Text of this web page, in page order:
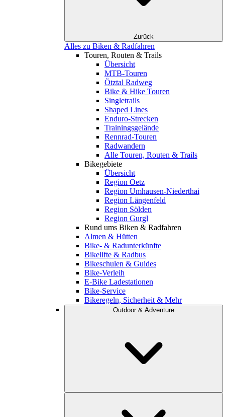
Zurück
Alles zu Biken & Radfahren
Touren, Routen & Trails
Übersicht
MTB-Touren
Ötztal Radweg
Bike & Hike Touren
Singletrails
Shaped Lines
Enduro-Strecken
Trainingsgelände
Rennrad-Touren
Radwandern
Alle Touren, Routen & Trails
Bikegebiete
Übersicht
Region Oetz
Region Umhausen-Niederthai
Region Längenfeld
Region Sölden
Region Gurgl
Rund ums Biken & Radfahren
Almen & Hütten
Bike- & Radunterkünfte
Bikelifte & Radbus
Bikeschulen & Guides
Bike-Verleih
E-Bike Ladestationen
Bike-Service
Bikeregeln, Sicherheit & Mehr
Outdoor & Adventure